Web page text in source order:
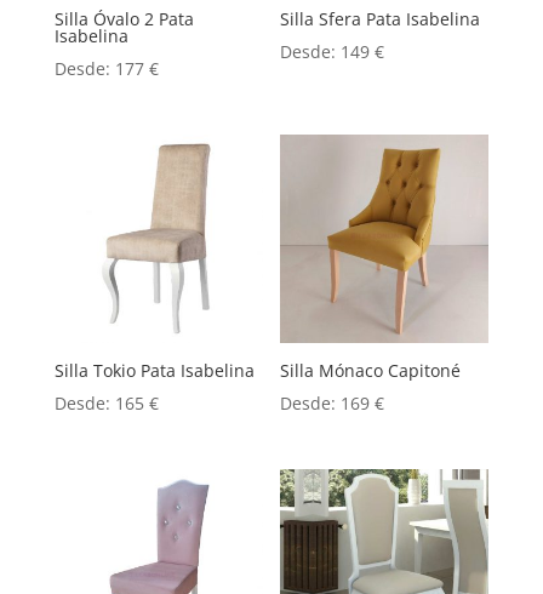
Silla Óvalo 2 Pata
Isabelina
Desde: 177 €
Silla Sfera Pata Isabelina
Desde: 149€
Silla Tokio Pata Isabelina
Desde: 165 €
Silla Mónaco Capitoné
Desde: 169€